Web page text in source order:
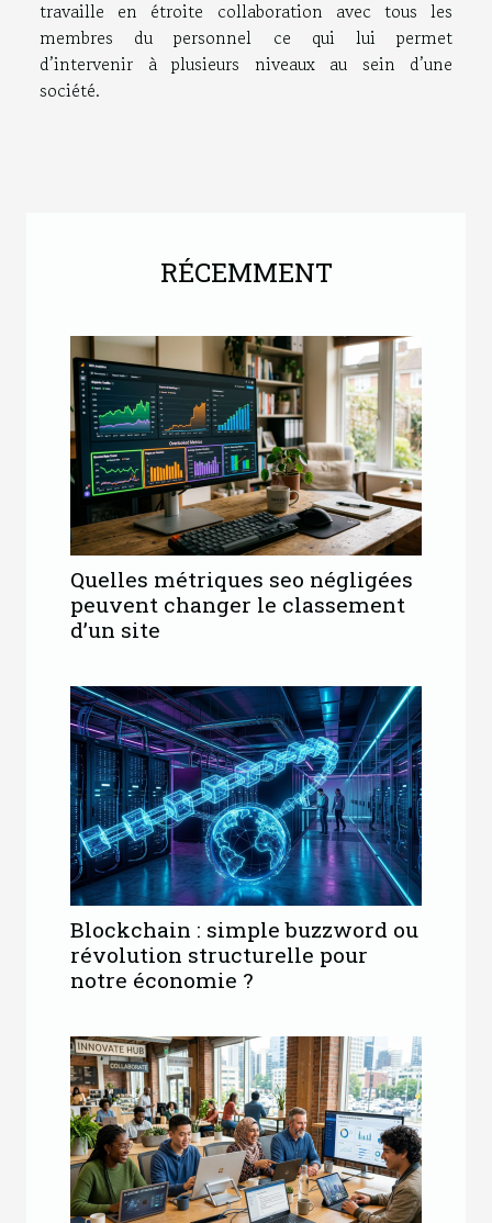
travaille en étroite collaboration avec tous les
membres du personnel ce qui lui permet
d’intervenir à plusieurs niveaux au sein d’une
société.
RÉCEMMENT
Quelles métriques seo négligées
peuvent changer le classement
d’un site
Blockchain : simple buzzword ou
révolution structurelle pour
notre économie ?